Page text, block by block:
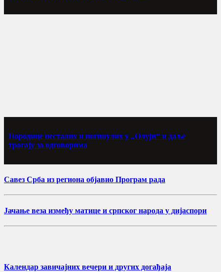
Породице несталих и погинулих у „Олуји“ и даље
трагају за одговорима
Савез Срба из региона објавио Програм рада
Јачање веза између матице и српског народа у дијаспори
Календар завичајних вечери и других догађаја